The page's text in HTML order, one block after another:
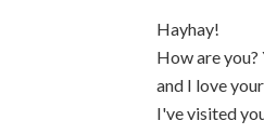
Hayhay!
How are
and I love
I've visited